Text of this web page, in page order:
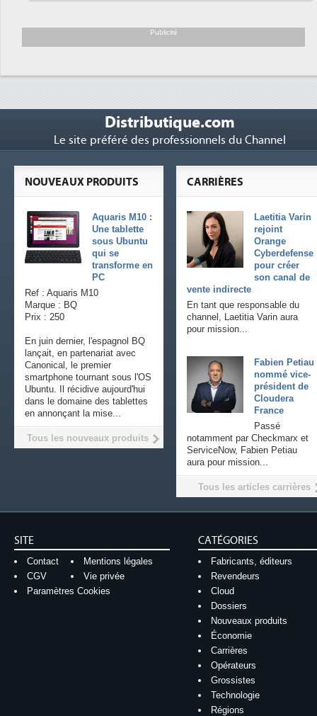
soutient les...
Publicité
Distributique.com
Le site préféré des professionnels du Channel
CARRIÈRES
Laetitia Varin
rejoint
Orange
Cyberdefense
pour créer
son canal de
vente indirecte
En tant que responsable du
channel, Laetitia Varin aura
pour mission...
Fabien Petiau
nommé vice-
président de
Cloudera
France
Passé
notamment par Checkmarx et
ServiceNow, Fabien Petiau
aura pour mission...
Tous les articles carrières
NOUVEAUX PRODUITS
Aquaris M10 :
Une tablette
sous Ubuntu
qui se
transforme en
PC
Ref : Aquaris M10
Marque : BQ
Prix : 250
En juin dernier, l'espagnol BQ
lançait, en partenariat avec
Canonical, le premier
smartphone tournant sous l'OS
Ubuntu. Il récidive aujourd'hui
dans le domaine des tablettes
en annonçant la mise...
Tous les nouveaux produits
SITE
Contact
Mentions légales
CGV
Vie privée
Paramètres Cookies
CATÉGORIES
Fabricants, éditeurs
Revendeurs
Cloud
Dossiers
Nouveaux produits
Économie
Carrières
Opérateurs
Grossistes
Technologie
Régions